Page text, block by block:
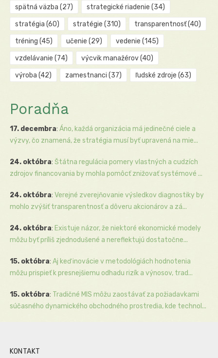
spätná väzba (27) strategické riadenie (34)
stratégia (60) stratégie (310) transparentnosť(40)
tréning (45) učenie (29) vedenie (145)
vzdelávanie (74) výcvik manažérov(40)
výroba (42) zamestnanci (37) ľudské zdroje (63)
Poradňa
17. decembra: Áno, každá organizácia má jedinečné ciele a
výzvy, čo znamená, že stratégia musí byť upravená na mie...
24. októbra: Štátna regulácia pomery vlastných a cudzích
zdrojov financovania by mohla pomôcť znižovať systémové ...
24. októbra: Verejné zverejňovanie výsledkov diagnostiky by
mohlo zvýšiť transparentnosť a dôveru akcionárov a zá...
24. októbra: Existuje názor, že niektoré ekonomické modely
môžu byť príliš zjednodušené a nereflektujú dostatočne...
15. októbra: Aj keď inovácie v metodológiách hodnotenia
môžu prispieť k presnejšiemu odhadu rizík a výnosov, trad...
15. októbra: Tradičné MIS môžu zaostávať za požiadavkami
súčasného dynamického obchodného prostredia, kde technol...
KONTAKT